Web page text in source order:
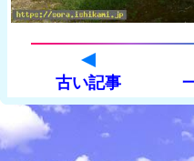
古い記事